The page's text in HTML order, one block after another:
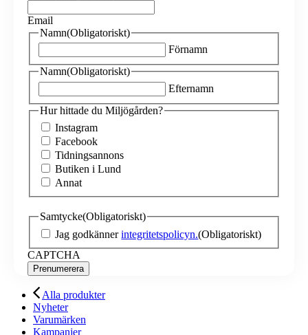
Email
Namn(Obligatoriskt)
Förnamn
Namn(Obligatoriskt)
Efternamn
Hur hittade du Miljögården?
Instagram
Facebook
Tidningsannons
Butiken i Lund
Annat
Samtycke(Obligatoriskt)
Jag godkännerintegritetspolicyn.(Obligatoriskt)
CAPTCHA
Alla produkter
Nyheter
Varumärken
Kampanjer